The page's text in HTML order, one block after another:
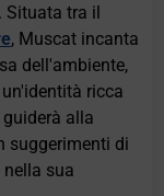
Situata tra il
, Muscat incanta
dell'ambiente,
ricca
alla
suggerimenti di
sua